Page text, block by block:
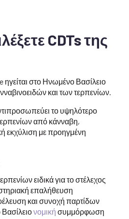
CDTs της
ηγείται στο Ηνωμένο Βασίλειο
και των τερπενίων.
το υψηλότερο
από κάνναβη,
εκχύλιση με προηγμένη
ειδικά για το στέλεχος
επαλήθευση
και συνοχή παρτίδων
νομική συμμόρφωση